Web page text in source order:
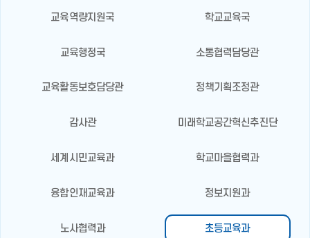
교육역량지원국 학교교육국
교육행정국 소통협력담당관
교육활동보호담당관 정책기획조정관
감사관 미래학교공간혁신추진단
세계시민교육과 학교마을협력과
융합인재교육과 정보지원과
노사협력과 초등교육과